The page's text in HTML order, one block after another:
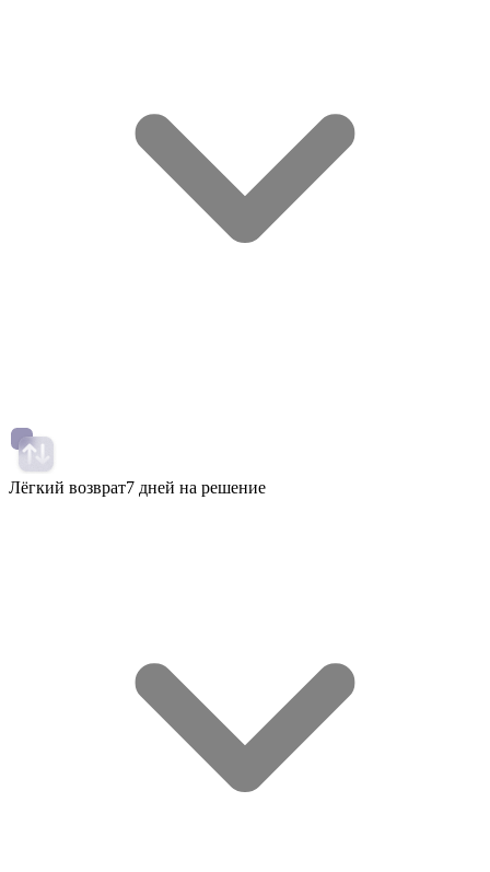
Лёгкий возврат7 дней на решение